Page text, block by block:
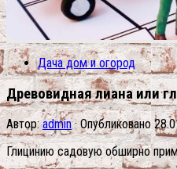
Дача дом и огород
Древовидная лиана или
Автор:admin · Опубликовано
Глицинию садовую обширно